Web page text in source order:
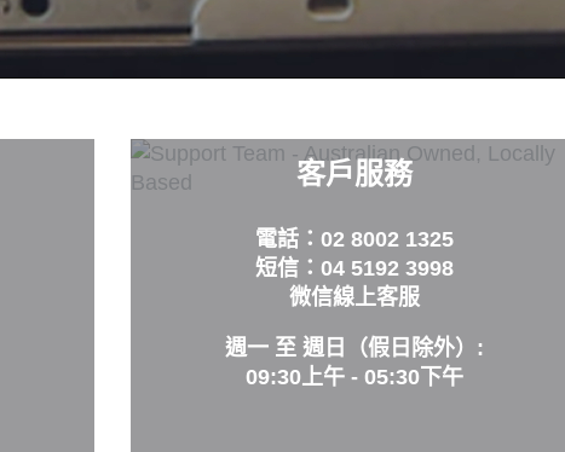
客戶服務
電話：02 8002 1325
短信：04 5192 3998
微信線上客服
週一 至 週日（假日除外）:
09:30上午 - 05:30下午